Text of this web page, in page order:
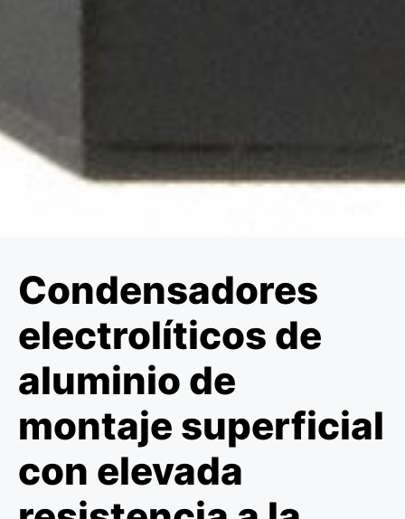
Condensadores
electrolíticos de
aluminio de
montaje superficial
con elevada